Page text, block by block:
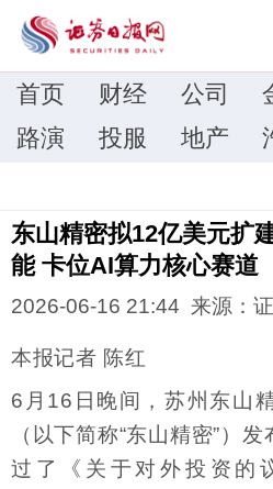
首页 财经 公司
路演
投服 地产
东山精密拟12亿美元扩
能 卡位AI算力核心赛道
2026-06-16 21:44 来源：
本报记者 陈红
6月16日晚间，苏州东山
（以下简称“东山精密”）
过了《关于对外投资的